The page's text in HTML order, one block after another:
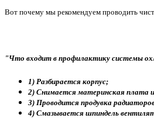
Вот почему мы рекомендуем проводить
"Что входит в профилактику системы
1) Разбирается корпус;
2) Снимается материнская плата
3) Проводится продувка
4) Смазывается шпиндель